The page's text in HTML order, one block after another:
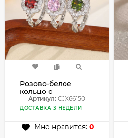
Розово-белое
кольцо с
подсолнухом из
фианитов CJX66150
Артикул: CJX66150
ДОСТАВКА 3 НЕДЕЛИ
Мне нравится: 0